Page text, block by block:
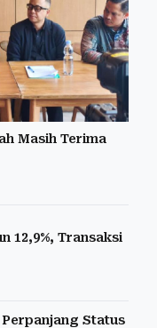
Masih Terima
12,9%, Transaksi
Status